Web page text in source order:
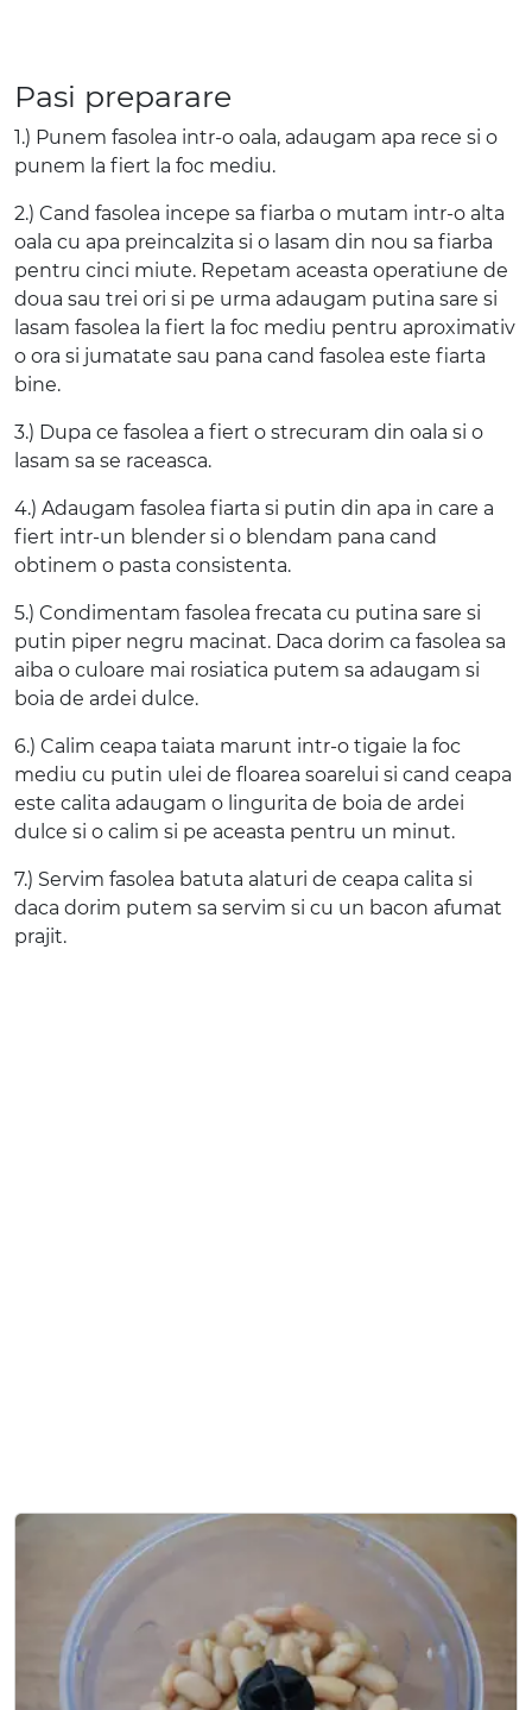
Pasi preparare
1.) Punem fasolea intr-o oala, adaugam apa rece si o
punem la fiert la foc mediu.
2.) Cand fasolea incepe sa fiarba o mutam intr-o alta
oala cu apa preincalzita si o lasam din nou sa fiarba
pentru cinci miute. Repetam aceasta operatiune de
doua sau trei ori si pe urma adaugam putina sare si
lasam fasolea la fiert la foc mediu pentru aproximativ
o ora si jumatate sau pana cand fasolea este fiarta
bine.
3.) Dupa ce fasolea a fiert o strecuram din oala si o
lasam sa se raceasca.
4.) Adaugam fasolea fiarta si putin din apa in care a
fiert intr-un blender si o blendam pana cand
obtinem o pasta consistenta.
5.) Condimentam fasolea frecata cu putina sare si
putin piper negru macinat. Daca dorim ca fasolea sa
aiba o culoare mai rosiatica putem sa adaugam si
boia de ardei dulce.
6.) Calim ceapa taiata marunt intr-o tigaie la foc
mediu cu putin ulei de floarea soarelui si cand ceapa
este calita adaugam o lingurita de boia de ardei
dulce si o calim si pe aceasta pentru un minut.
7.) Servim fasolea batuta alaturi de ceapa calita si
daca dorim putem sa servim si cu un bacon afumat
prajit.